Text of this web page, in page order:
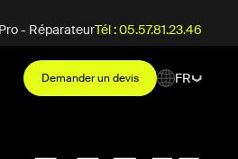
- RéparateurTél : 05.57.81.23.46
Demander un devis FR